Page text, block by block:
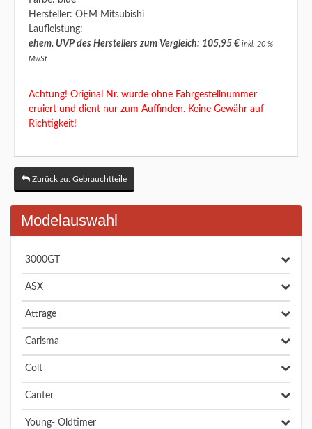
Hersteller: OEM Mitsubishi
Laufleistung:
ehem. UVP des Herstellers zum Vergleich: 105,95 € inkl. 20 %
MwSt.
Achtung! Original Nr. wurde ohne Fahrgestellnummer
eruiert und dient nur zum Auffinden. Keine Gewähr auf
Richtigkeit!
Zurück zu: Gebrauchtteile
Modelauswahl
3000GT
ASX
Attrage
Carisma
Colt
Canter
Young- Oldtimer